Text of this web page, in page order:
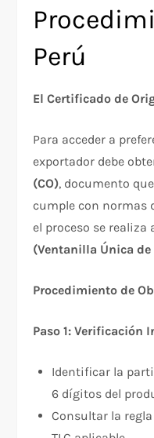
Perú
El Certificado de
Para acceder a
exportador debe
(CO), documento
cumple con normas
el proceso se realiza
(Ventanilla Única
Procedimiento de
Paso 1: Verificación
Identificar la
6 dígitos del
Consultar la